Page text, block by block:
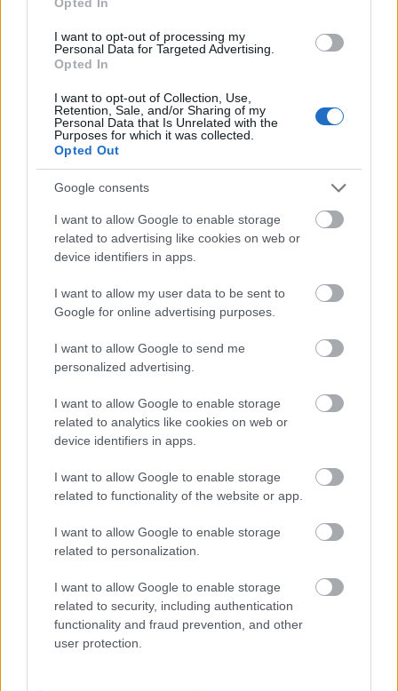
I want to opt-out of processing my
Personal Data for Targeted Advertising.
Opted In
I want to opt-out of Collection, Use,
Retention, Sale, and/or Sharing of my
Personal Data that Is Unrelated with the
Purposes for which it was collected.
Opted Out
Google consents
I want to allow Google to enable storage
related to advertising like cookies on web or
device identifiers in apps.
I want to allow my user data to be sent to
Google for online advertising purposes.
I want to allow Google to send me
personalized advertising.
I want to allow Google to enable storage
related to analytics like cookies on web or
device identifiers in apps.
I want to allow Google to enable storage
related to functionality of the website or app.
I want to allow Google to enable storage
related to personalization.
I want to allow Google to enable storage
related to security, including authentication
functionality and fraud prevention, and other
user protection.
valóság között. Egy-egy virtuális
kezdeményezés összedönthet létező
rendszereket, a hagyományos valóságelemek
pedig meghatározhatják a virtualitás formáit.
Mi a virtualitást csupán olyan eszköznek
tekintjük, amelynek segítségével felmutatjuk
a már-már elfeledett valóságot, az egyelőre –
jobb híján – Másik-nak nevezett
Magyarországot.
Várjuk árokugrók, metapolitikusok,
semmittevők, irodalmárok, lélekbúvárok és
teafogyasztók kulturált jelentkezését:
abban, hogy létezünk. Hogy nem az egyesek
és a mások érdekei, hanem az Egy és a Más a
fontos mindannyiunknak. Szeretnénk, ha a
MásikMagyarország oldalai olyan fórummá
válhatnának, ahol a hétköznapok
hétköznapiságát félretéve mindenki őszintén
keresné a megbékélést, ahol elsődleges
érték a kultúra, és minden más, ami
menedékjogot kaphatna, aki képes keresni a
legkisebb vagy legnagyobb közös nevezőt az
ország közös, nemes és apró-cseprő ügyeit
illetően.
Hajrá Egyik, ne hagyd magad, Másik!
A MásikMagyarország feltárása és
bemutatása nem könnyű feladat, de valahol,